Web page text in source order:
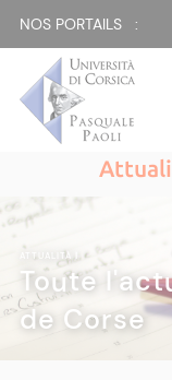
NOS PORTAILS :
ATTUALITÀ|
Toute
de Corse